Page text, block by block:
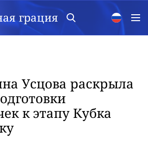
грация
Усцова раскрыла
к этапу Кубка